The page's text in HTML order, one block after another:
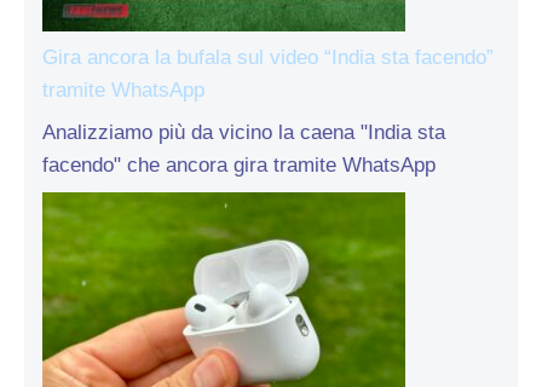
Gira ancora la bufala sul video “India sta facendo”
tramite WhatsApp
Analizziamo più da vicino la caena "India sta
facendo" che ancora gira tramite WhatsApp